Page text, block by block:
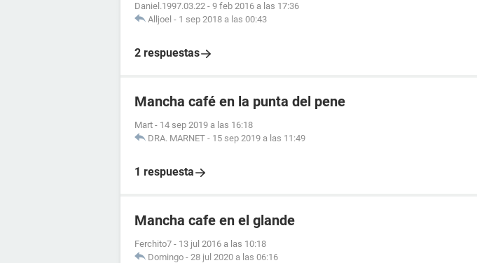
Daniel.1997.03.22 - 9 feb 2016 a las 17:36
Alljoel - 1 sep 2018 a las 00:43
2 respuestas
Mancha café en la punta del pene
Mart - 14 sep 2019 a las 16:18
DRA. MARNET - 15 sep 2019 a las 11:49
1 respuesta
Mancha cafe en el glande
Ferchito7 - 13 jul 2016 a las 10:18
Domingo - 28 jul 2020 a las 06:16